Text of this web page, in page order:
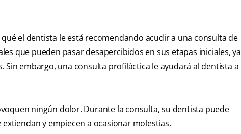
el dentista le está recomendando acudir a una consulta de
que pueden pasar desapercibidos en sus etapas iniciales, ya
embargo, una consulta profiláctica le ayudará al dentista a
ningún dolor. Durante la consulta, su dentista puede
y empiecen a ocasionar molestias.